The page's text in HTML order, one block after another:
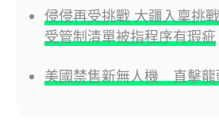
侵侵再受挑戰 大疆入稟挑
受管制清單被指程序有瑕疵
美國禁售新無人機 直擊龍